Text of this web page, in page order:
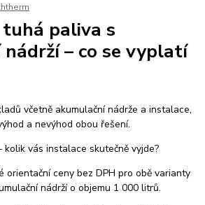
paliva s
– co se vyplatí
včetně akumulační nádrže a instalace,
a nevýhod obou řešení.
kolik vás instalace skutečně vyjde?
orientační ceny bez DPH pro obě varianty
nádrží o objemu 1 000 litrů.